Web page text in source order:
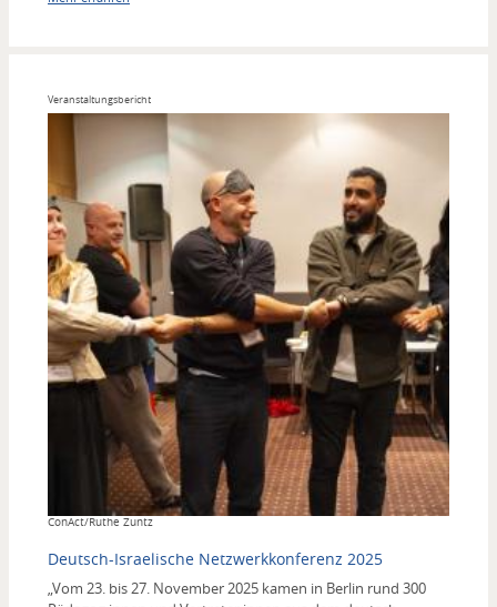
Veranstaltungsbericht
Copyright
ConAct/Ruthe Zuntz
Deutsch-Israelische Netzwerkkonferenz 2025
„Vom 23. bis 27. November 2025 kamen in Berlin rund 300